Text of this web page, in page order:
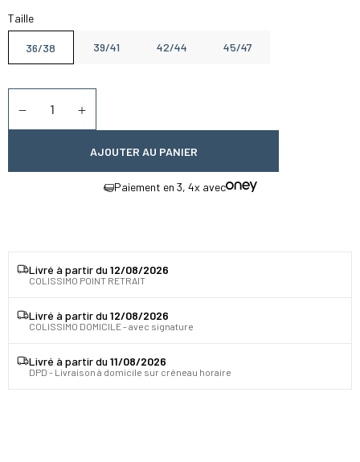
Taille
36/38 39/41 42/44 45/47
AJOUTER AU PANIER
Paiement en 3, 4x avec
Livré à partir du 12/08/2026
COLISSIMO POINT RETRAIT
Livré à partir du 12/08/2026
COLISSIMO DOMICILE - avec signature
Livré à partir du 11/08/2026
DPD - Livraison à domicile sur créneau horaire